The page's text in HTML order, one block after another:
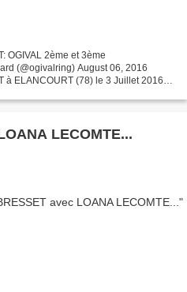
OGIVAL 2ème et 3ème
(@ogivalring) August 06, 2016
à ELANCOURT (78) le 3 Juillet 2016
LECOMTE...